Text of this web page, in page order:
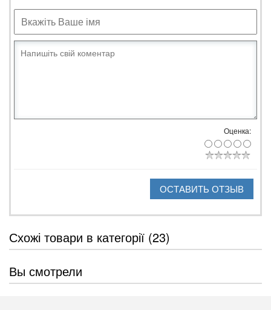
Оценка:
ОСТАВИТЬ ОТЗЫВ
Схожі товари в категорії (23)
Вы смотрели